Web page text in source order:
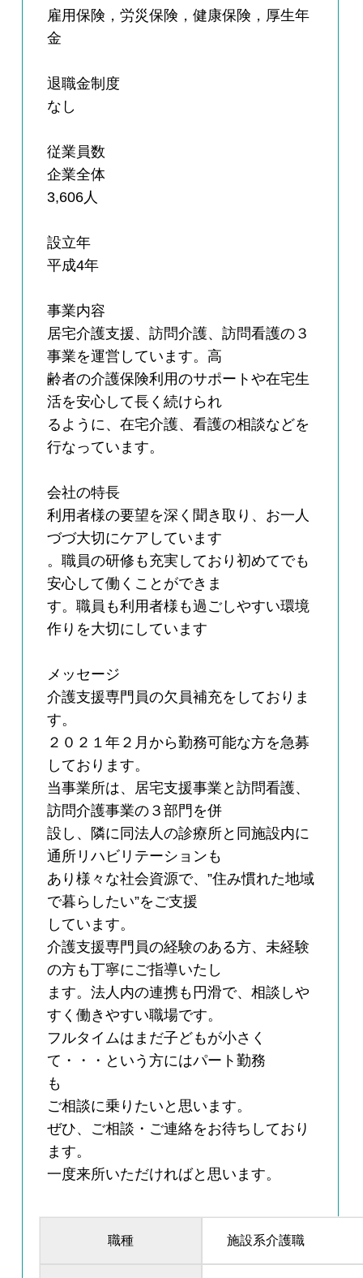
雇用保険，労災保険，健康保険，厚生年
金
退職金制度
なし
従業員数
企業全体
3,606人
設立年
平成4年
事業内容
居宅介護支援、訪問介護、訪問看護の３
事業を運営しています。高
齢者の介護保険利用のサポートや在宅生
活を安心して長く続けられ
るように、在宅介護、看護の相談などを
行なっています。
会社の特長
利用者様の要望を深く聞き取り、お一人
づづ大切にケアしています
。職員の研修も充実しており初めてでも
安心して働くことができま
す。職員も利用者様も過ごしやすい環境
作りを大切にしています
メッセージ
介護支援専門員の欠員補充をしておりま
す。
２０２１年２月から勤務可能な方を急募
しております。
当事業所は、居宅支援事業と訪問看護、
訪問介護事業の３部門を併
設し、隣に同法人の診療所と同施設内に
通所リハビリテーションも
あり様々な社会資源で、”住み慣れた地域
で暮らしたい”をご支援
しています。
介護支援専門員の経験のある方、未経験
の方も丁寧にご指導いたし
ます。法人内の連携も円滑で、相談しや
すく働きやすい職場です。
フルタイムはまだ子どもが小さく
て・・・という方にはパート勤務
も
ご相談に乗りたいと思います。
ぜひ、ご相談・ご連絡をお待ちしており
ます。
一度来所いただければと思います。
職種 施設系介護職